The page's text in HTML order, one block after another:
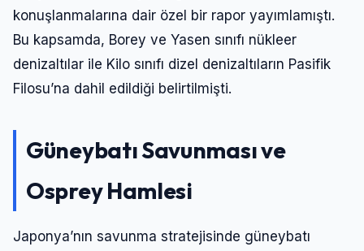
konuşlanmalarına dair özel bir rapor yayımlamıştı.
Bu kapsamda, Borey ve Yasen sınıfı nükleer
denizaltılar ile Kilo sınıfı dizel denizaltıların Pasifik
Filosu’na dahil edildiği belirtilmişti.
Güneybatı Savunması ve
Osprey Hamlesi
Japonya’nın savunma stratejisinde güneybatı